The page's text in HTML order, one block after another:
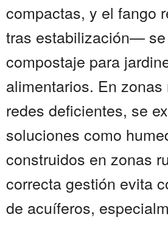
compactas, y el fango
tras estabilización—
compostaje para
alimentarios. En
redes deficientes, se
soluciones como
construidos en zonas
correcta gestión evita
de acuíferos,